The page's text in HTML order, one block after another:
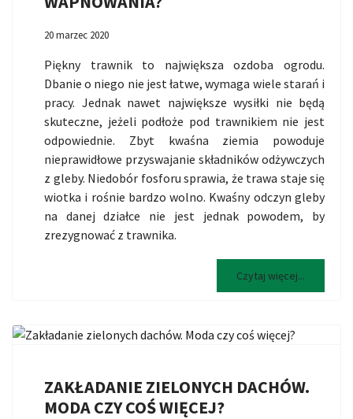
20 marzec 2020
Piękny trawnik to największa ozdoba ogrodu.
Dbanie o niego nie jest łatwe, wymaga wiele starań i
pracy. Jednak nawet największe wysiłki nie będą
skuteczne, jeżeli podłoże pod trawnikiem nie jest
odpowiednie. Zbyt kwaśna ziemia powoduje
nieprawidłowe przyswajanie składników odżywczych
z gleby. Niedobór fosforu sprawia, że trawa staje się
wiotka i rośnie bardzo wolno. Kwaśny odczyn gleby
na danej działce nie jest jednak powodem, by
zrezygnować z trawnika.
Czytaj więcej...
ZAKŁADANIE ZIELONYCH DACHÓW.
MODA CZY COŚ WIĘCEJ?